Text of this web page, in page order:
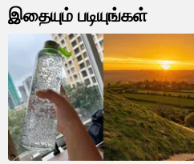
இதையும் படியுங்கள்